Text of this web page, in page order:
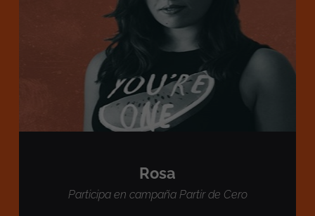
Rosa
Participa en campaña Partir de Cero